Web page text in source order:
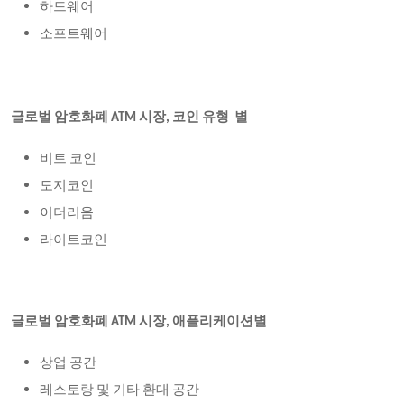
하드웨어
소프트웨어
글로벌 암호화폐 ATM 시장, 코인 유형 별
비트 코인
도지코인
이더리움
라이트코인
글로벌 암호화폐 ATM 시장, 애플리케이션별
상업 공간
레스토랑 및 기타 환대 공간